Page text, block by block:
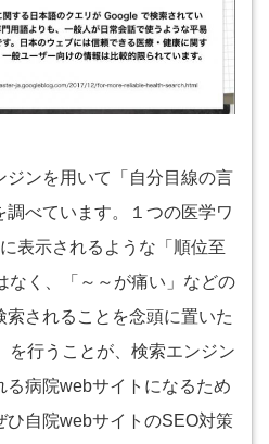
ジンを用いて「自分目線の言
べています。１つの医学ワ
表示されるような「順位至
なく、「～～が痛い」などの
されることを念頭に置いた
を行うことが、検索エンジン
る病院webサイトになるため
ひ自院webサイトのSEO対策